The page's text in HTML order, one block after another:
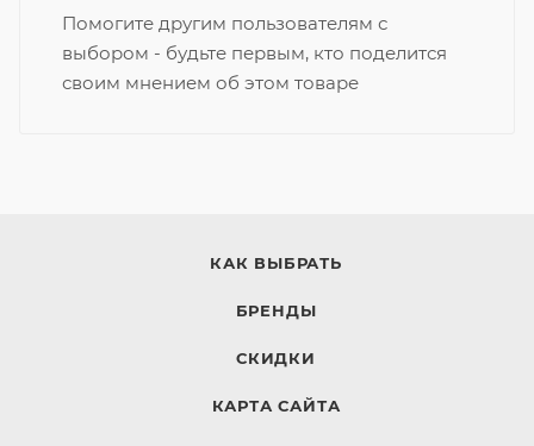
Помогите другим пользователям с
выбором - будьте первым, кто поделится
своим мнением об этом товаре
КАК ВЫБРАТЬ
БРЕНДЫ
СКИДКИ
КАРТА САЙТА